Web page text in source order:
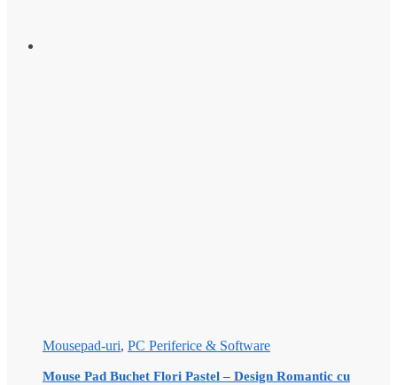
Mousepad-uri, PC Periferice & Software
Mouse Pad Buchet Flori Pastel – Design Romantic cu